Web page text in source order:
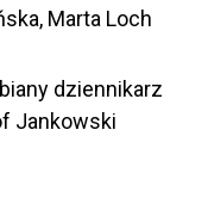
Marta Loch
dziennikarz
Jankowski